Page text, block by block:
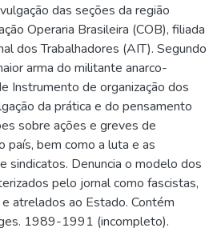
das seções da região
Operaria Brasileira (COB), filiada
dos Trabalhadores (AIT). Segundo
arma do militante anarco-
Instrumento de organização dos
da prática e do pensamento
sobre ações e greves de
bem como a luta e as
sindicatos. Denuncia o modelo dos
pelo jornal como fascistas,
atrelados ao Estado. Contém
1989-1991 (incompleto).